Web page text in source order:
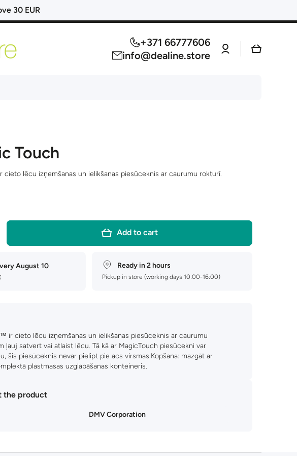
30 EUR
+371 66777606
info@dealine.store
Log
in
Cart
Touch
lēcu izņemšanas un ielikšanas piesūceknis ar caurumu rokturī.
Add to cart
August 10 Ready in 2 hours
Pickup in store (working days 10:00-16:00)
ir cieto lēcu izņemšanas un ielikšanas piesūceknis ar caurumu
ļauj satvert vai atlaist lēcu. Tā kā ar MagicTouch piesūcekni var
šis piesūceknis nevar pielipt pie acs virsmas.Kopšana: mazgāt ar
plastmasas uzglabāšanas konteineris.
the product
DMV Corporation